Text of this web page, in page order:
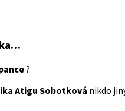
?
Atigu Sobotková nikdo